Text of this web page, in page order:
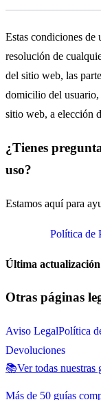
Estas condiciones de
resolución de
del sitio web, las
domicilio del usuario,
sitio web, a elección
¿Tienes
uso?
Estamos aquí para
Política de
Última
Otras páginas
Aviso LegalPolítica
Devoluciones
📚Ver todas nuestras
Más de 50 guías